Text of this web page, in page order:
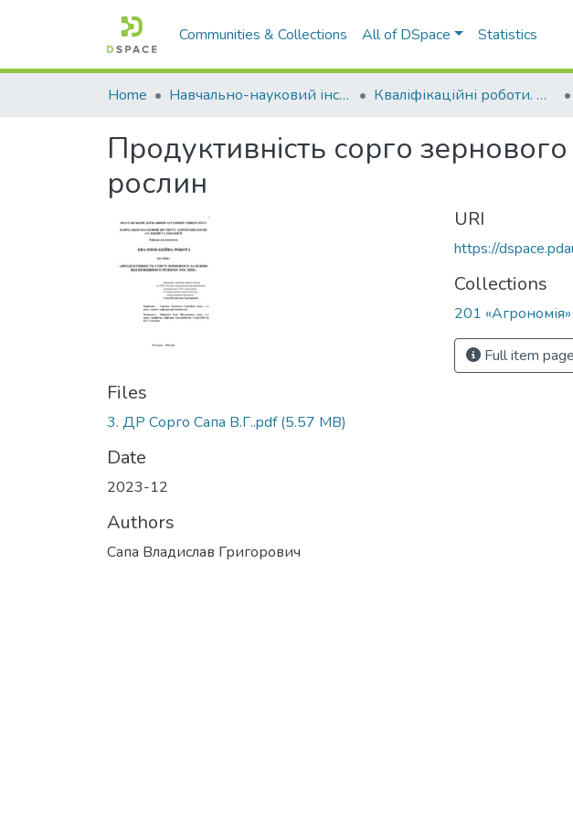
Communities & Collections All of DSpace Statistics
Home Навчально-науковий інститут агротехнологій, селекції та екології Кваліфікаційні роботи. ННІ агротехнологій, селекції та екології
Продуктивність сорго
рослин
Files
3. ДР Сорго Сапа В.Г..pdf(5.57 MB)
Date
2023-12
Authors
Сапа Владислав Григорович
URI
https://
Collections
201
Full item page